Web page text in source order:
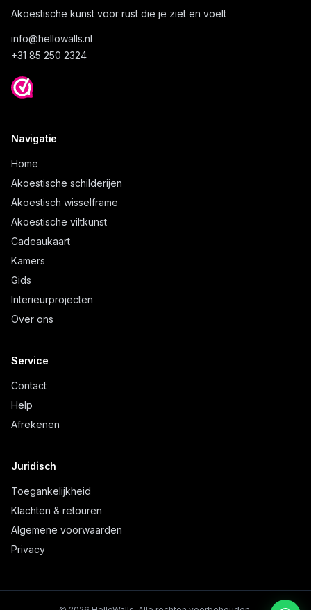
Akoestische kunst voor rust die je ziet en voelt
info@hellowalls.nl
+31 85 250 2324
Navigatie
Home
Akoestische schilderijen
Akoestisch wisselframe
Akoestische viltkunst
Cadeaukaart
Kamers
Gids
Interieurprojecten
Over ons
Service
Contact
Help
Afrekenen
Juridisch
Toegankelijkheid
Klachten & retouren
Algemene voorwaarden
Privacy